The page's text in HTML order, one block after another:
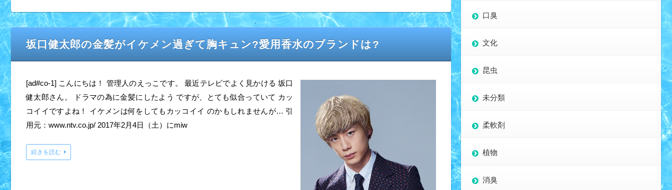
坂口健太郎の金髪がイケメン過ぎて胸キュン?愛用香水のブランドは?
[ad#co-1] こんにちは！ 管理人のえっこです。 最近テレビでよく見かける 坂口
健太郎さん。 ドラマの為に金髪にしたよう ですが、とても似合っていて カッ
コイイですよね！ イケメンは何をしてもカッコイイ のかもしれませんが… 引
用元：www.ntv.co.jp/ 2017年2月4日（土）にmiw
続きを読む
口臭
文化
昆虫
未分類
柔軟剤
植物
消臭